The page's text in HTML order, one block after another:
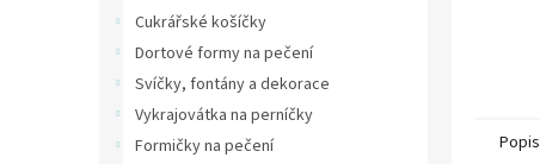
Cukrářské košíčky
Dortové formy na pečení
Svíčky, fontány a dekorace
Vykrajovátka na perníčky
Formičky na pečení
Popis